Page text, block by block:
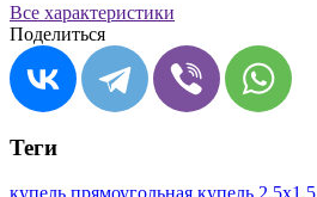
Все характеристики
Поделиться
Теги